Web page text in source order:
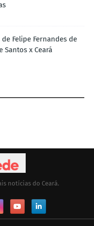
Felipe Fernandes de
Santos x Ceará
notícias do Ceará.